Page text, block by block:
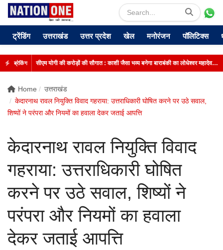
ब्रेकिंग सीएम योगी की करोड़ों की सौगात : काशी जैसा भव्य बनेगा बाराबंकी का लोधेश्वर महादेव मंदिर
ट्रेंडिंग उत्तराखंड उत्तर प्रदेश खेल मनोरंजन पॉलिटिक्स
Home
उत्तराखंड
केदारनाथ रावल नियुक्ति विवाद गहराया: उत्तराधिकारी घोषित करने पर उठे सवाल,
शिष्यों ने परंपरा और नियमों का हवाला देकर जताई आपत्ति
केदारनाथ रावल नियुक्ति विवाद
गहराया: उत्तराधिकारी घोषित
करने पर उठे सवाल, शिष्यों ने
परंपरा और नियमों का हवाला
देकर जताई आपत्ति